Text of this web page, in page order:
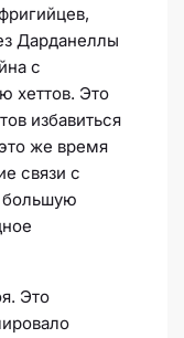
Дарданеллы
с
хеттов. Это
избавиться
же время
связи с
большую
Это